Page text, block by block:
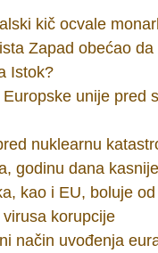
kič ocvale
Zapad obećao da
Istok?
Europske unije pred
nuklearnu
godinu dana kasnije
kao i EU, boluje od
korupcije
način uvođenja